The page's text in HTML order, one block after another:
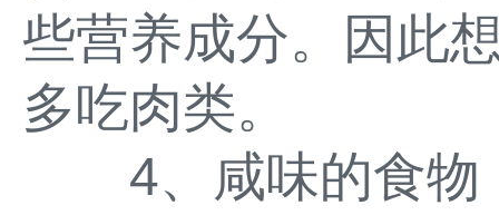
些营养成分。因此
多吃肉类。
4、咸味的食物